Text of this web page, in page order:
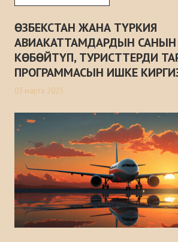
ЧЫГАРМАЛАР
Макалалар
Маалыматтык бюллетендер
Баяндамалар
Китептер
Түрк дүйнөсүн стратегиялык изилдөө
ДОЛБООРЛОР
БАЙЛАНЫШ
ӨЗБЕКСТАН ЖАНА ТҮРКИЯ
АВИАКАТТАМДАРДЫН САНЫН
КӨБӨЙТҮП, ТУРИСТТЕРДИ
ПРОГРАММАСЫН ИШКЕ
03 марта 2025